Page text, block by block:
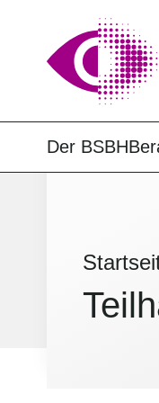
Der BSBH